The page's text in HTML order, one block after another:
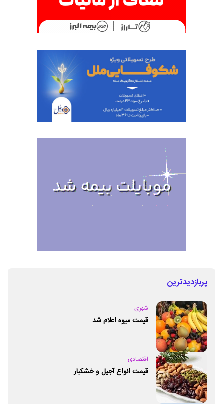
پربازدیدترین
شهری
قیمت میوه اعلام شد
اقتصادی
قیمت انواع آجیل و خشکبار